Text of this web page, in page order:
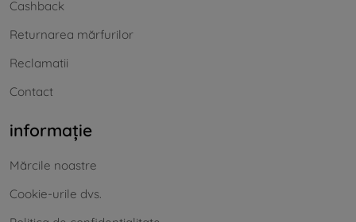
Cashback
Returnarea mărfurilor
Reclamatii
Contact
informație
Mărcile noastre
Cookie-urile dvs.